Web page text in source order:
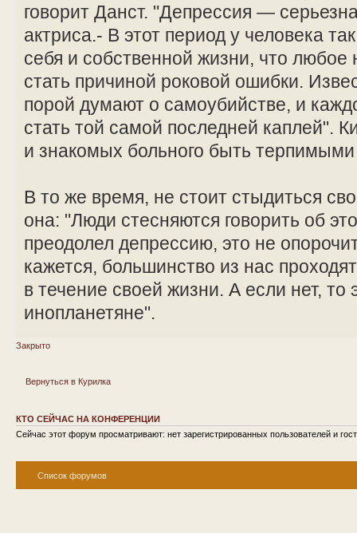
говорит Данст. "Депрессия —
актриса.- В этот период у человека
себя и собственной жизни, что
стать причиной роковой ошибки.
порой думают о самоубийстве, и
стать той самой последней каплей".
и знакомых больного быть
В то же время, не стоит стыдиться
она: "Люди стесняются говорить об
преодолел депрессию, это не
кажется, большинство из нас
в течение своей жизни. А если нет, то
инопланетяне".
Закрыто
Вернуться в Курилка
КТО СЕЙЧАС НА КОНФЕРЕНЦИИ
Сейчас этот форум просматривают: нет зарегистрированных пользователей и
Список форумов